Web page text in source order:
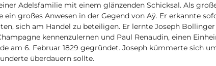
Adelsfamilie mit einem glänzenden Schicksal. Als
großes Anwesen in der Gegend von Aÿ. Er erkannte
sich am Handel zu beteiligen. Er lernte Joseph
kennenzulernen und Paul Renaudin, einen
am 6. Februar 1829 gegründet. Joseph kümmerte sich
überdauern sollte.